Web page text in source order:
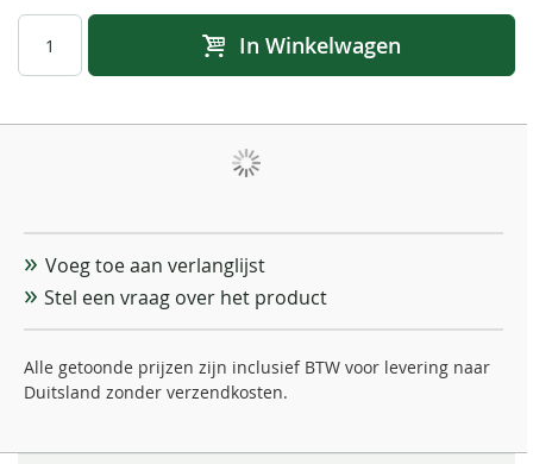
In Winkelwagen
Voeg toe aan verlanglijst
Stel een vraag over het product
Alle getoonde prijzen zijn inclusief BTW voor levering naar
Duitsland zonder verzendkosten.